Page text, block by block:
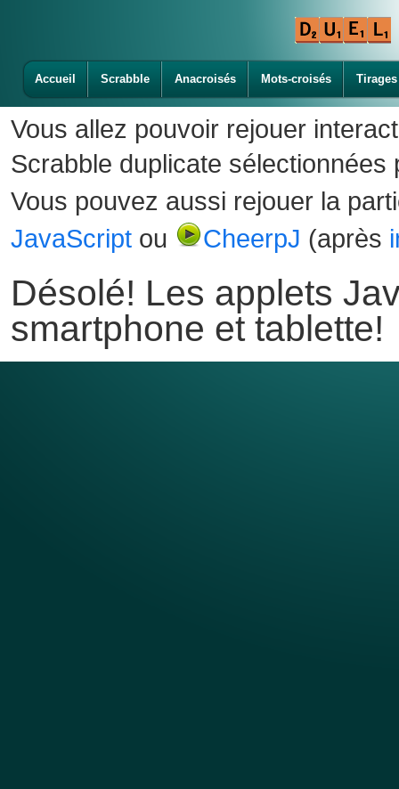
Accueil Scrabble Anacroisés Mots-croisés Tirages
Vous allez pouvoir rejouer
Scrabble duplicate sélectionnées
Vous pouvez aussi rejouer la
JavaScript ou CheerpJ (après
Désolé! Les applets
smartphone et tablette!